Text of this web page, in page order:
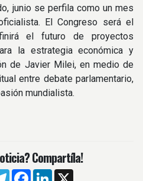
junio se perfila como un mes
El Congreso será el
el futuro de proyectos
la estrategia económica y
de Javier Milei, en medio de
entre debate parlamentario,
mundialista.
Compartíla!
TelegramFacebook
LinkedIn